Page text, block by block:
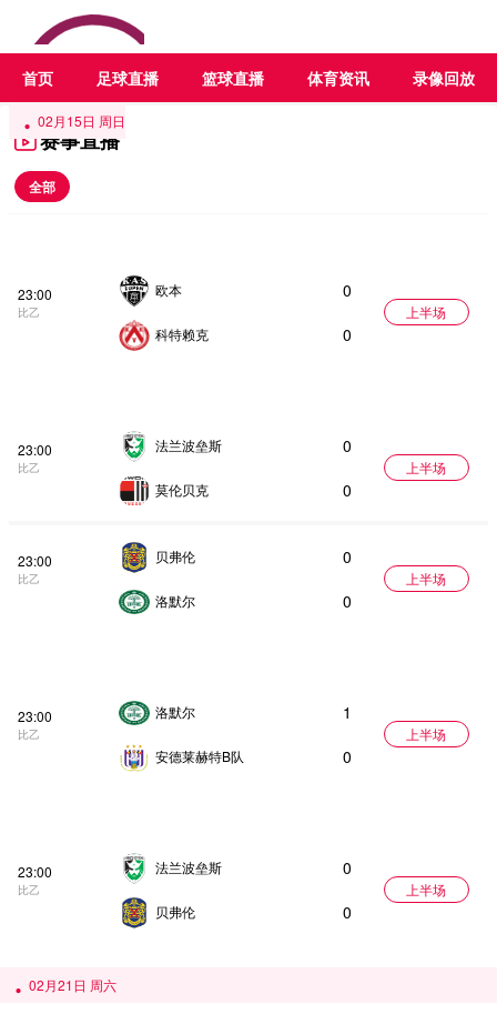
首页 足球直播 篮球直播 体育资讯 录像回放
赛事直播
全部
02月07日 周六
23:00
比乙
欧本
科特赖克
0
0
上半场
02月08日 周日
23:00
比乙
法兰波垒斯
莫伦贝克
0
0
上半场
23:00
比乙
贝弗伦
洛默尔
0
0
上半场
02月14日 周六
23:00
比乙
洛默尔
安德莱赫特B队
1
0
上半场
02月15日 周日
23:00
比乙
法兰波垒斯
贝弗伦
0
0
上半场
02月21日 周六